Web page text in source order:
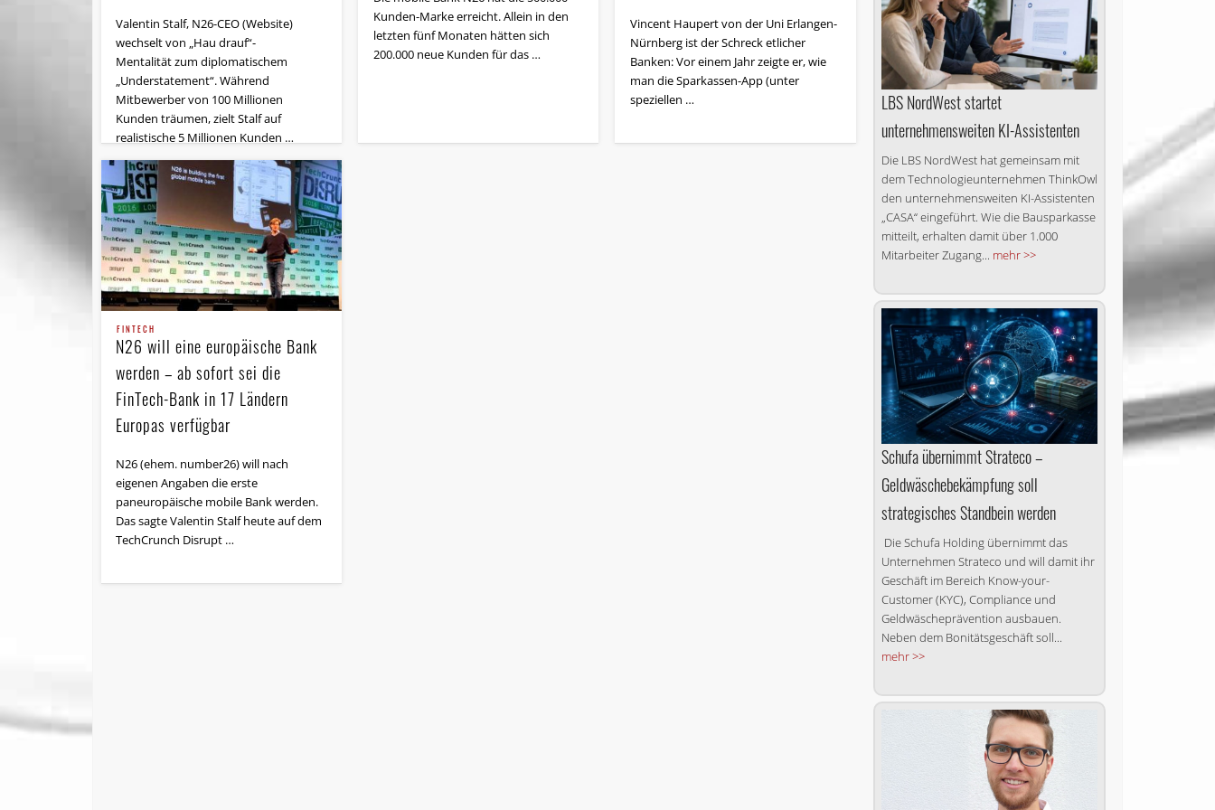
Valentin Stalf, N26-CEO (Website)
wechselt von „Hau drauf“-
Mentalität zum diplomatischem
„Understatement“. Während
Mitbewerber von 100 Millionen
Kunden träumen, zielt Stalf auf
realistische 5 Millionen Kunden …
Kunden-Marke erreicht. Allein in den
letzten fünf Monaten hätten sich
200.000 neue Kunden für das …
Vincent Haupert von der Uni Erlangen-
Nürnberg ist der Schreck etlicher
Banken: Vor einem Jahr zeigte er, wie
man die Sparkassen-App (unter
speziellen …
FINTECH
N26 will eine europäische Bank
werden – ab sofort sei die
FinTech-Bank in 17 Ländern
Europas verfügbar
N26 (ehem. number26) will nach
eigenen Angaben die erste
paneuropäische mobile Bank werden.
Das sagte Valentin Stalf heute auf dem
TechCrunch Disrupt …
LBS NordWest startet
unternehmensweiten KI-Assistenten
Die LBS NordWest hat gemeinsam mit
dem Technologieunternehmen ThinkOwl
den unternehmensweiten KI-Assistenten
„CASA“ eingeführt. Wie die Bausparkasse
mitteilt, erhalten damit über 1.000
Mitarbeiter Zugang... mehr >>
Schufa übernimmt Strateco –
Geldwäschebekämpfung soll
strategisches Standbein werden
Die Schufa Holding übernimmt das
Unternehmen Strateco und will damit ihr
Geschäft im Bereich Know-your-
Customer (KYC), Compliance und
Geldwäscheprävention ausbauen.
Neben dem Bonitätsgeschäft soll...
mehr >>